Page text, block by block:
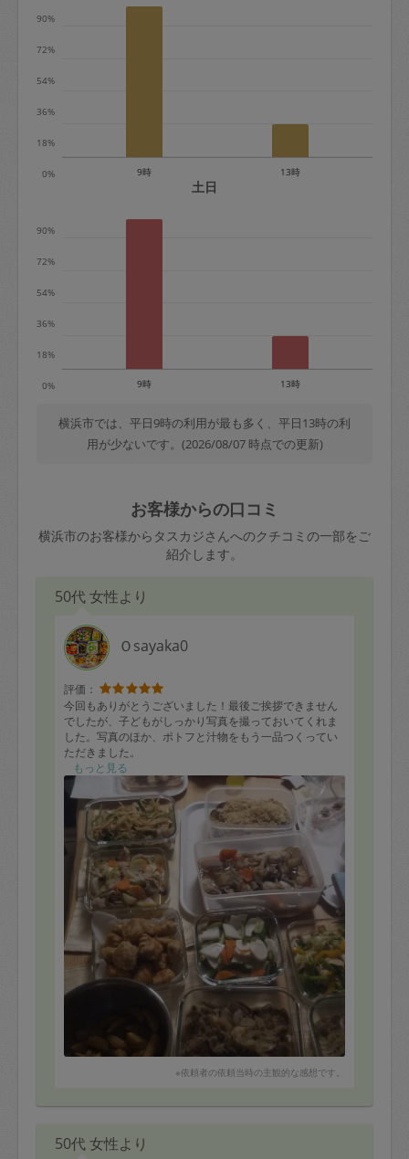
※キャンセル料金の設定について：
0%
18%
36%
54%
72%
90%
9時 13時
土日
0%
18%
36%
54%
72%
90%
9時 13時
横浜市では、平日9時の利用が最も多く、平日13時の利
用が少ないです。(2026/08/07 時点での更新)
お客様からの口コミ
横浜市のお客様からタスカジさんへのクチコミの一部をご
紹介します。
50代 女性より
Ｏsayaka0
評価：
今回もありがとうございました！最後ご挨拶できません
でしたが、子どもがしっかり写真を撮っておいてくれま
した。写真のほか、ポトフと汁物をもう一品つくってい
ただきました。
今回はチキンナゲット、ポトフ、魚のパン粉焼き、鯛の
和風煮物、浅漬けをリクエストでお願いしました。皮付
きフライドポテトを作っていただき、子どもがとても喜
んでいました。
いつもお任せで冷蔵庫の中身もふまえてたくさん作って
いただき、どれもおいしくいただいています。
またよろしくお願いいたします！
もっと見る
※依頼者の依頼当時の主観的な感想です。
50代 女性より